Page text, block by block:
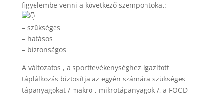
figyelembe venni a következő szempontokat:
– szükséges
– hatásos
– biztonságos
A változatos , a sporttevékenységhez igazított
táplálkozás biztosítja az egyén számára szükséges
tápanyagokat / makro-, mikrotápanyagok /, a FOOD